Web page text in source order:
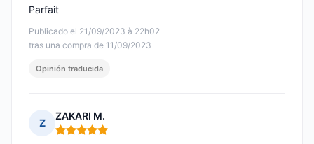
Publicado el 21/09/2023 à 22h02
tras una compra de 11/09/2023
Parfait
Opinión traducida
Z
ZAKARI M.
Nota: 5 de 5